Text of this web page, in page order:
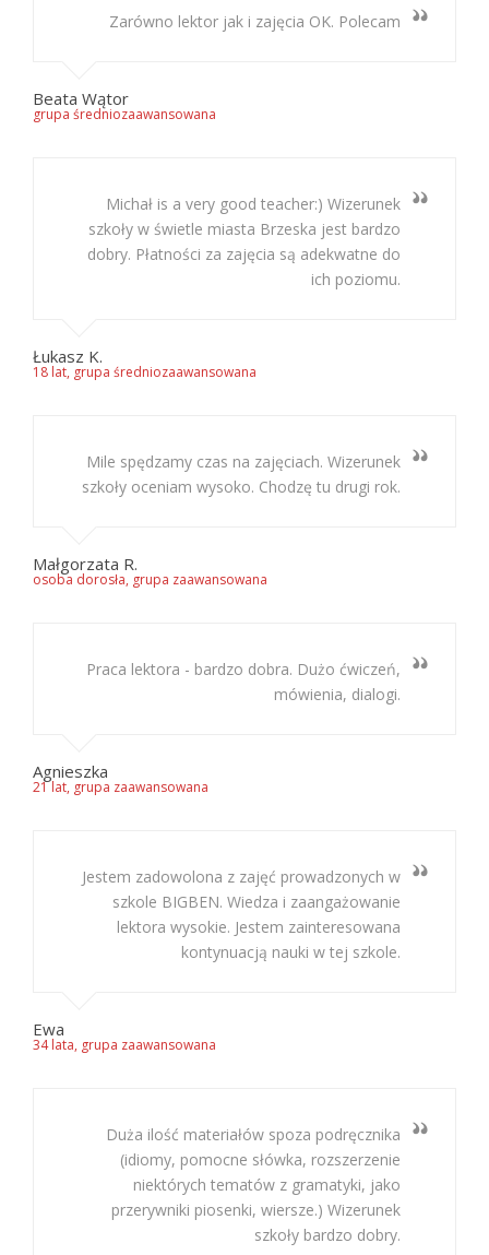
Zarówno lektor jak i zajęcia OK. Polecam
Beata Wątor
grupa średniozaawansowana
Michał is a very good teacher:) Wizerunek
szkoły w świetle miasta Brzeska jest bardzo
dobry. Płatności za zajęcia są adekwatne do
ich poziomu.
Łukasz K.
18 lat, grupa średniozaawansowana
Mile spędzamy czas na zajęciach. Wizerunek
szkoły oceniam wysoko. Chodzę tu drugi rok.
Małgorzata R.
osoba dorosła, grupa zaawansowana
Praca lektora - bardzo dobra. Dużo ćwiczeń,
mówienia, dialogi.
Agnieszka
21 lat, grupa zaawansowana
Jestem zadowolona z zajęć prowadzonych w
szkole BIGBEN. Wiedza i zaangażowanie
lektora wysokie. Jestem zainteresowana
kontynuacją nauki w tej szkole.
Ewa
34 lata, grupa zaawansowana
Duża ilość materiałów spoza podręcznika
(idiomy, pomocne słówka, rozszerzenie
niektórych tematów z gramatyki, jako
przerywniki piosenki, wiersze.) Wizerunek
szkoły bardzo dobry.